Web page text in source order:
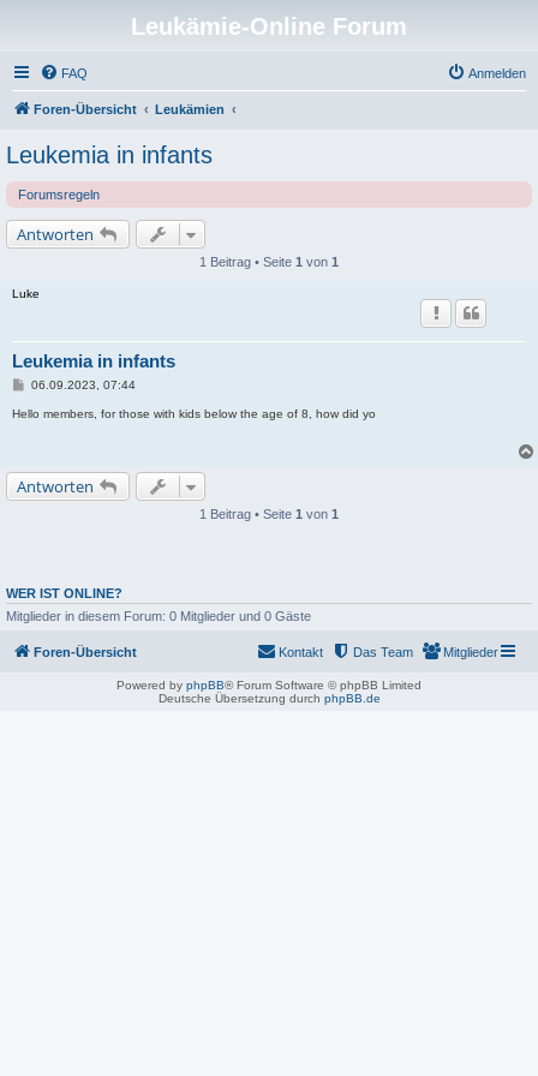
Leukämie-Online Forum
FAQ Anmelden
Foren-Übersicht Leukämien
Leukemia in infants
Forumsregeln
Antworten
1 Beitrag • Seite 1 von 1
Luke
Leukemia in infants
B
i
g
06.09.2023, 07:44
Hello members, for those with kids below the age of 8, how did yo
Antworten
1 Beitrag • Seite 1 von 1
WER IST ONLINE?
Mitglieder in diesem Forum: 0 Mitglieder und 0 Gäste
Foren-Übersicht Mitglieder
Das Team
Kontakt
Powered by phpBB® Forum Software © phpBB Limited
Deutsche Übersetzung durch phpBB.de